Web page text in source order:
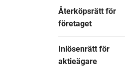
Återköpsrätt för
företaget
Inlösenrätt för
aktieägare